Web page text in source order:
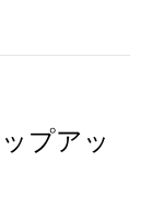
プアッ